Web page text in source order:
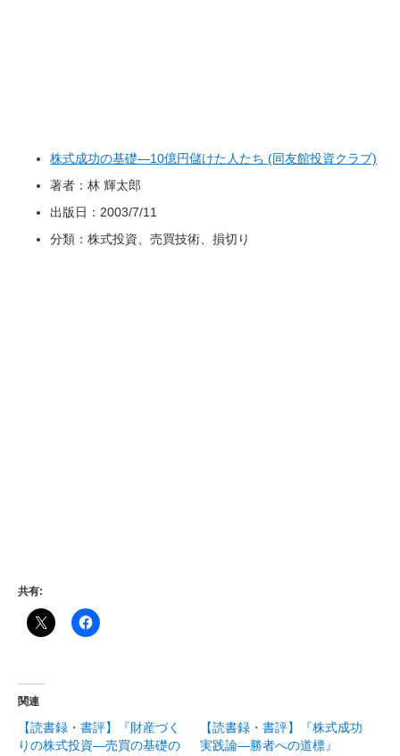
株式成功の基礎―10億円儲けた人たち (同友館投資クラブ)
著者：林 輝太郎
出版日：2003/7/11
分類：株式投資、売買技術、損切り
共有:
関連
【読書録・書評】『財産づく
りの株式投資―売買の基礎の
【読書録・書評】『株式成功
実践論―勝者への道標』